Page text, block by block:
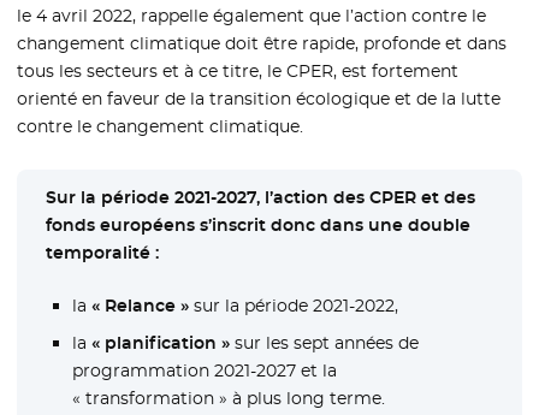
le 4 avril 2022, rappelle également que l’action contre le
changement climatique doit être rapide, profonde et dans
tous les secteurs et à ce titre, le CPER, est fortement
orienté en faveur de la transition écologique et de la lutte
contre le changement climatique.
Sur la période 2021-2027, l’action des CPER et des
fonds européens s’inscrit donc dans une double
temporalité :
la « Relance »sur la période 2021-2022,
la « planification »sur les sept années de
programmation 2021-2027 et la
« transformation » à plus long terme.